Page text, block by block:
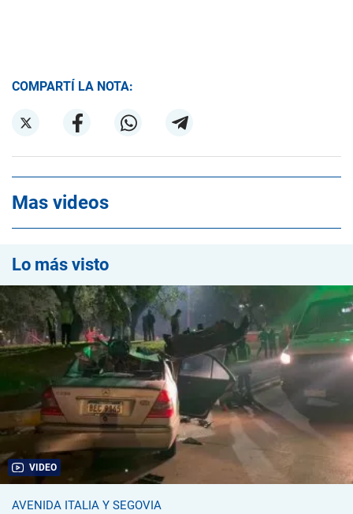
COMPARTÍ LA NOTA:
Mas videos
Lo más visto
VIDEO
AVENIDA ITALIA Y SEGOVIA